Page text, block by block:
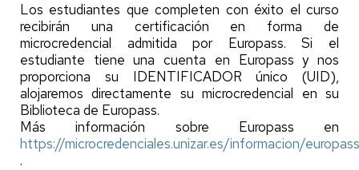
Los estudiantes que completen con éxito el curso
recibirán una certificación en forma de
microcredencial admitida por Europass. Si el
estudiante tiene una cuenta en Europass y nos
proporciona su IDENTIFICADOR único (UID),
alojaremos directamente su microcredencial en su
Biblioteca de Europass.
Más información sobre Europass en
https://microcredenciales.unizar.es/informacion/europass
.